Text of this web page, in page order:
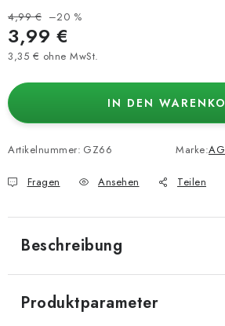
4,99 € –20 %
3,99 €
3,35 € ohne MwSt.
IN DEN
Artikelnummer: GZ66 Marke:
Fragen Ansehen Teilen
Beschreibung
Produktparameter